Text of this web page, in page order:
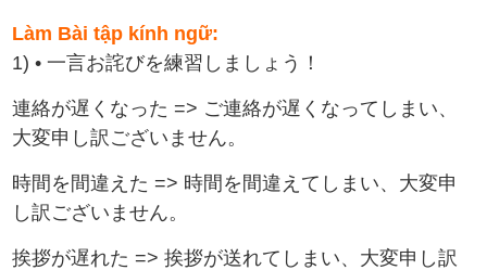
Làm Bài tập kính ngữ:
1) • 一言お詫びを練習しましょう！
連絡が遅くなった => ご連絡が遅くなってしまい、
大変申し訳ございません。
時間を間違えた => 時間を間違えてしまい、大変申
し訳ございません。
挨拶が遅れた => 挨拶が送れてしまい、大変申し訳